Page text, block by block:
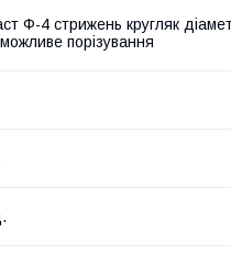
Ф-4 стрижень кругляк
порізування